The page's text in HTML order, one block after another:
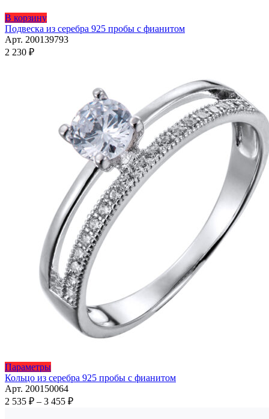
В корзинуЭтот
товар
имеет
странице
товара.
Подвеска из серебра 925 пробы с фианитом
Арт. 200139793
2 230 ₽
ПараметрыЭтот
товар
имеет
несколько
Кольцо из серебра 925 пробы с фианитом
Арт. 200150064
2 535 ₽ – 3 455 ₽Диапазон